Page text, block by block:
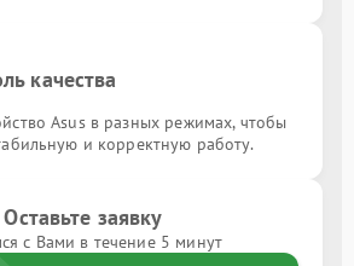
качества
Asus в разных режимах, чтобы
и корректную работу.
Оставьте заявку
с Вами в течение 5 минут